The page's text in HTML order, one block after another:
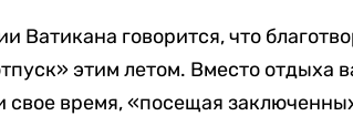
Ватикана говорится, что
этим летом. Вместо отдыха
свое время, «посещая